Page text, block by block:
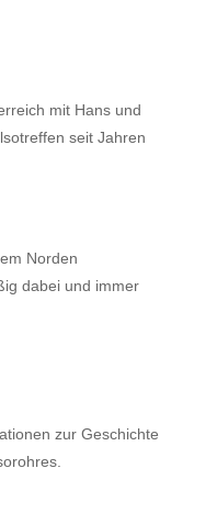
mit Hans und
seit Jahren
Norden
dabei und immer
zur Geschichte